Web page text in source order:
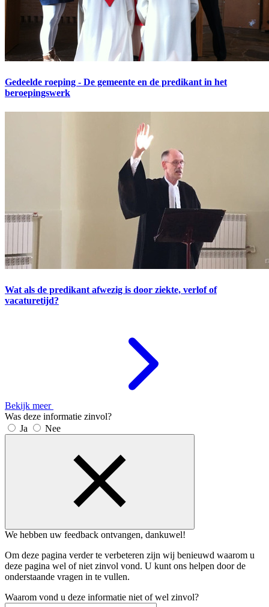
Gedeelde roeping - De gemeente en de predikant in het
beroepingswerk
Wat als de predikant afwezig is door ziekte, verlof of
vacaturetijd?
Bekijk meer
Was deze informatie zinvol?
Ja
Nee
We hebben uw feedback ontvangen, dankuwel!
Om deze pagina verder te verbeteren zijn wij benieuwd waarom u
deze pagina wel of niet zinvol vond. U kunt ons helpen door de
onderstaande vragen in te vullen.
Waarom vond u deze informatie niet of wel zinvol?